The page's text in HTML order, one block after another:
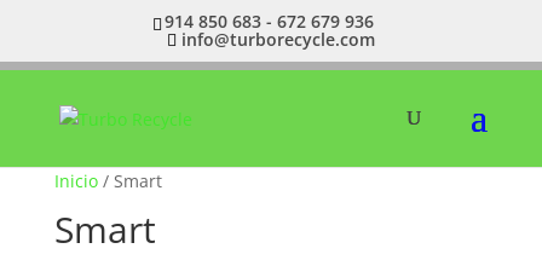
914 850 683 - 672 679 936
info@turborecycle.com
Inicio/ Smart
Smart